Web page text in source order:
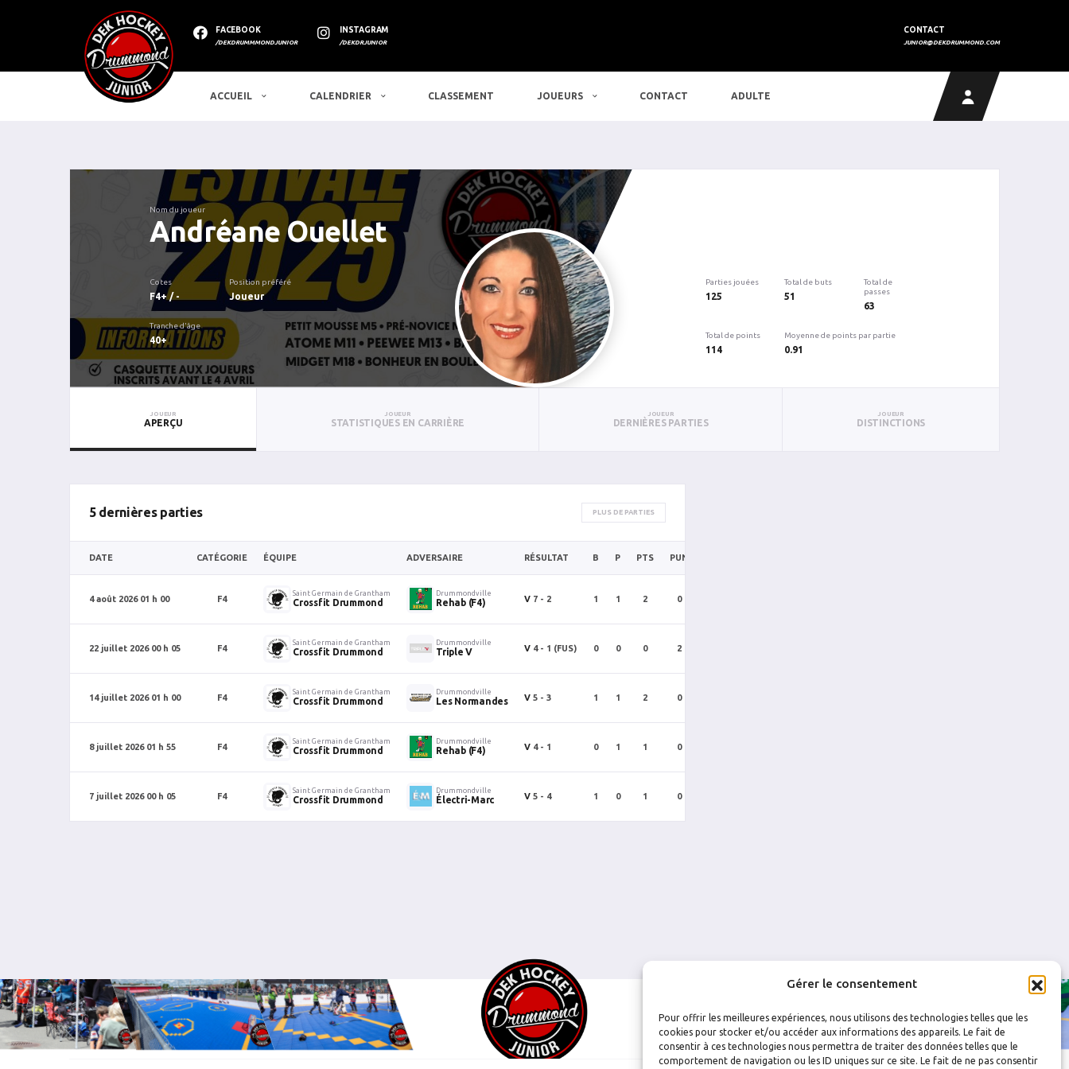
Gérer le consentement
Pour offrir les meilleures expériences, nous utilisons des technologies telles que les
cookies pour stocker et/ou accéder aux informations des appareils. Le fait de
consentir à ces technologies nous permettra de traiter des données telles que le
comportement de navigation ou les ID uniques sur ce site. Le fait de ne pas consentir
FACEBOOK
/DEKDRUMMMONDJUNIOR
INSTAGRAM
/DEKDRJUNIOR
CONTACT
JUNIOR@DEKDRUMMOND.COM
ACCUEIL CALENDRIER CLASSEMENT JOUEURS CONTACT ADULTE
Nom du joueur
Andréane Ouellet
Cotes
F4+ / -
Position préféré
Joueur
Tranche d'âge
40+
Parties jouées
125
Total de buts
51
Total de
passes
63
Total de points
114
Moyenne de points par partie
0.91
JOUEUR
APERÇU
JOUEUR
STATISTIQUES EN CARRIÈRE
JOUEUR
DERNIÈRES PARTIES
JOUEUR
DISTINCTIONS
5 dernières parties PLUS DE PARTIES
DATE CATÉGORIE ÉQUIPE ADVERSAIRE RÉSULTAT B P PTS PUN
4 août 2026 01 h 00 F4
Saint Germain de Grantham
Crossfit Drummond
Drummondville
Rehab (F4) V 7 - 2 1 1 2 0
22 juillet 2026 00 h 05 F4
Saint Germain de Grantham
Crossfit Drummond
Drummondville
Triple V V 4 - 1 (FUS) 0 0 0 2
14 juillet 2026 01 h 00 F4
Saint Germain de Grantham
Crossfit Drummond
Drummondville
Les Normandes V 5 - 3 1 1 2 0
8 juillet 2026 01 h 55 F4
Saint Germain de Grantham
Crossfit Drummond
Drummondville
Rehab (F4) V 4 - 1 0 1 1 0
7 juillet 2026 00 h 05 F4
Saint Germain de Grantham
Crossfit Drummond
Drummondville
Électri-Marc V 5 - 4 1 0 1 0